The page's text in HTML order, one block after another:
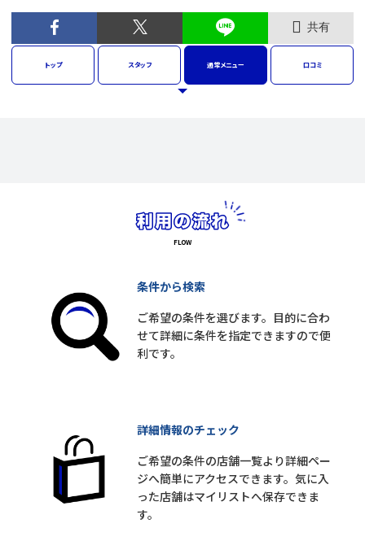
共有
トップ スタッフ 通常メニュー 口コミ
条件から検索
ご希望の条件を選びます。目的に合わ
せて詳細に条件を指定できますので便
利です。
詳細情報のチェック
ご希望の条件の店舗一覧より詳細ペー
ジへ簡単にアクセスできます。気に入
った店舗はマイリストへ保存できま
す。